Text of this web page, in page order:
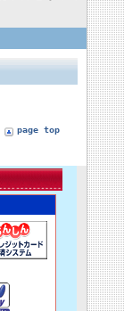
page top